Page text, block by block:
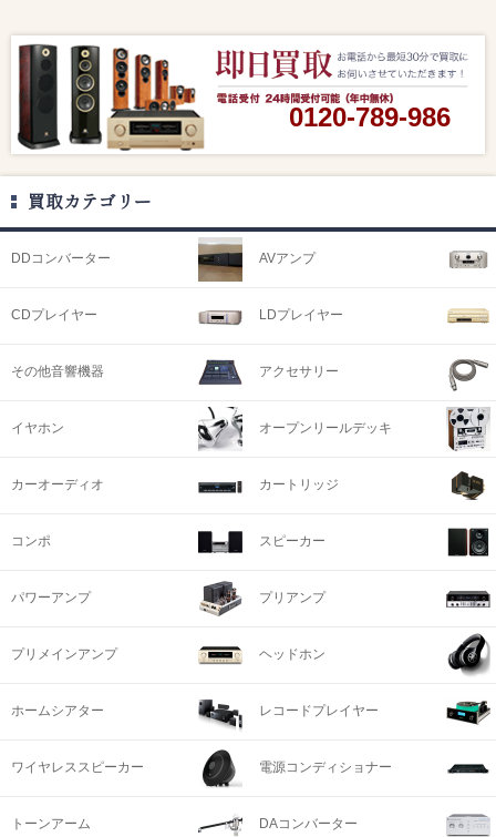
0120-789-986
買取カテゴリー
DDコンバーター AVアンプ
CDプレイヤー LDプレイヤー
その他音響機器 アクセサリー
イヤホン オープンリールデッキ
カーオーディオ カートリッジ
コンポ スピーカー
パワーアンプ プリアンプ
プリメインアンプ ヘッドホン
ホームシアター レコードプレイヤー
ワイヤレススピーカー 電源コンディショナー
トーンアーム DAコンバーター